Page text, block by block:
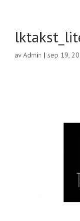
avAdmin | sep 19,